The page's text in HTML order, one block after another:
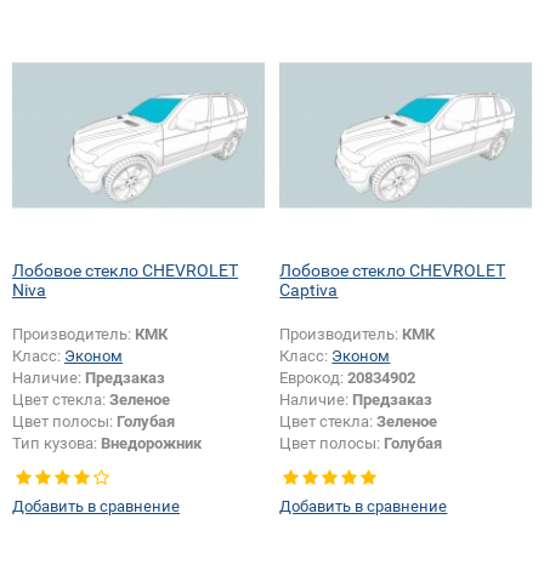
Лобовое стекло CHEVROLET
Niva
Производитель: КМК
Класс: Эконом
Наличие: Предзаказ
Цвет стекла: Зеленое
Цвет полосы: Голубая
Тип кузова: Внедорожник
Добавить в сравнение
Лобовое стекло CHEVROLET
Captiva
Производитель: КМК
Класс: Эконом
Еврокод:20834902
Наличие: Предзаказ
Цвет стекла:Зеленое
Цвет полосы: Голубая
Тип кузова:Внедорожник
Добавить в сравнение